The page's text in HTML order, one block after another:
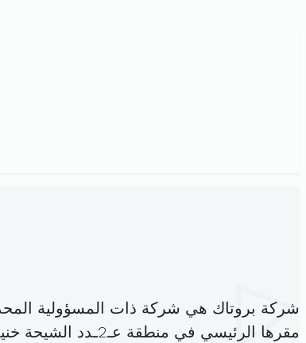
شركة بروتاك هي شركة ذات المسؤولية
مقرها الرئيسي في منطقة عـ2ـدد الشيحة خنيس المنستير (